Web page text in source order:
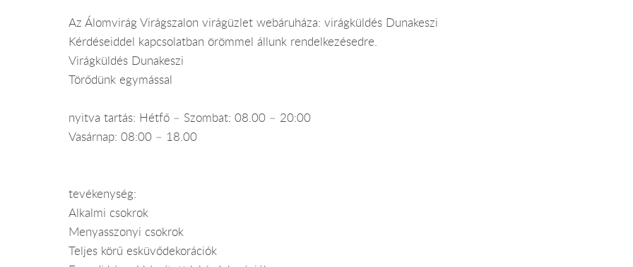
Az Álomvirág Virágszalon virágüzlet webáruháza: virágküldés Dunakeszi
Kérdéseiddel kapcsolatban örömmel állunk rendelkezésedre.
Virágküldés Dunakeszi
Törődünk egymással
nyitva tartás: Hétfő – Szombat: 08.00 – 20:00
Vasárnap: 08:00 – 18.00
tevékenység:
Alkalmi csokrok
Menyasszonyi csokrok
Teljes körű esküvődekorációk